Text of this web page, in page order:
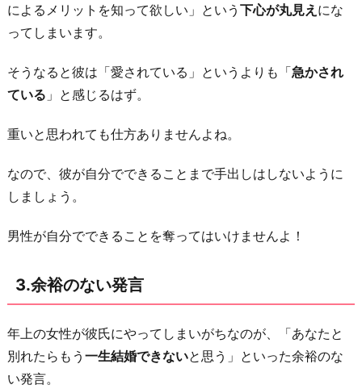
り
に
によるメリットを知って欲しい」という 下心が丸見え にな
ってしまいます。
そうなると彼は「愛されている」というよりも「急かされ
ている 」と感じるはず。
重いと思われても仕方ありませんよね。
なので、彼が自分でできることまで手出しはしないように
しましょう。
男性が自分でできることを奪ってはいけませんよ！
3.余裕のない発言
年上の女性が彼氏にやってしまいがちなのが、「あなたと
別れたらもう 一生結婚できないと思う」といった余裕のな
い発言。